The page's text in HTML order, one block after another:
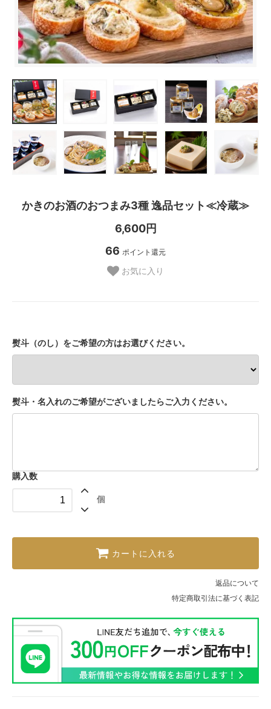
かきのお酒のおつまみ3種 逸品セット≪冷蔵≫
6,600円
66 ポイント還元
お気に入り
熨斗（のし）をご希望の方はお選びください。
熨斗・名入れのご希望がございましたらご入力ください。
購入数
個
カートに入れる
返品について
特定商取引法に基づく表記